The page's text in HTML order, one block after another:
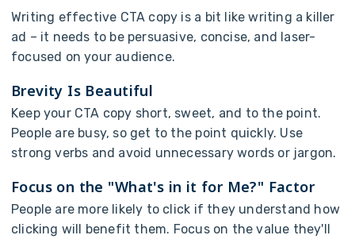
Writing effective CTA copy is a bit ike writing a ki er
ad – it need s to be persuasive, concise, and aser-
focused on your aud ience.
Brevity Is Beautiful
Keep your CTA copy short, sweet, and to the point.
People are busy, so get to the point quickly. Use
strong verbs and avoid unnecessary words or jargon.
Focus on the "What's in it for Me?" Factor
People are more likely to click if they understand how
clicking will benefit them. Focus on the value they'll